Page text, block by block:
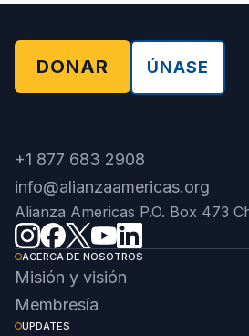
DONAR ÚNASE
+1 877 683 2908
info@alianzaamericas.org
Alianza Americas P.O. Box 473
ACERCA DE NOSOTROS
Misión y visión
Membresía
UPDATES